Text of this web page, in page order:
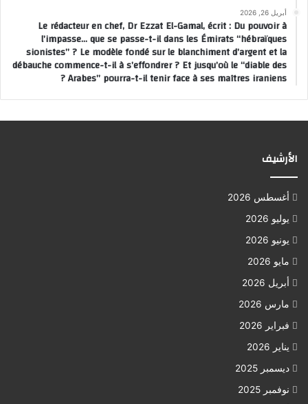
أبريل 26, 2026
Le rédacteur en chef, Dr Ezzat El-Gamal, écrit : Du pouvoir à
l’impasse… que se passe-t-il dans les Émirats “hébraïques
sionistes” ? Le modèle fondé sur le blanchiment d’argent et la
débauche commence-t-il à s’effondrer ? Et jusqu’où le “diable des
Arabes” pourra-t-il tenir face à ses maîtres iraniens ?
الأرشيف
أغسطس 2026
يوليو 2026
يونيو 2026
مايو 2026
أبريل 2026
مارس 2026
فبراير 2026
يناير 2026
ديسمبر 2025
نوفمبر 2025